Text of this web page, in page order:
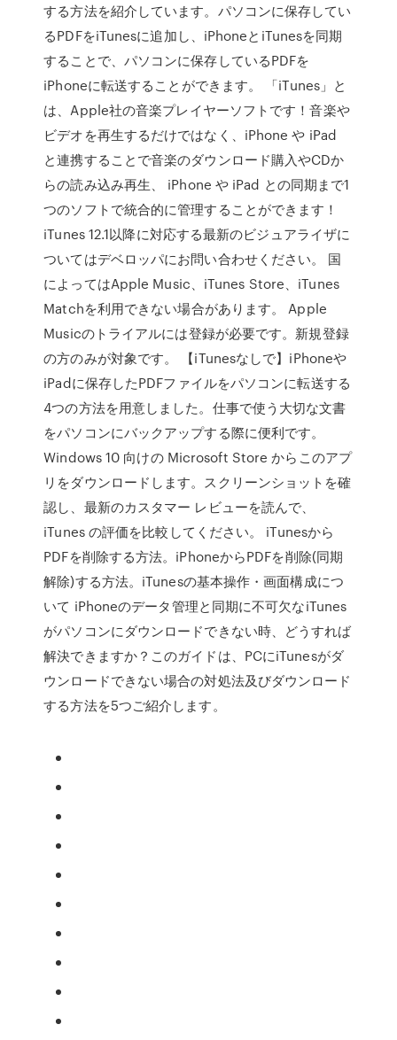
する方法を紹介しています。パソコンに保存してい
るPDFをiTunesに追加し、iPhoneとiTunesを同期
することで、パソコンに保存しているPDFを
iPhoneに転送することができます。 「iTunes」と
は、Apple社の音楽プレイヤーソフトです！音楽や
ビデオを再生するだけではなく、iPhone や iPad
と連携することで音楽のダウンロード購入やCDか
らの読み込み再生、 iPhone や iPad との同期まで1
つのソフトで統合的に管理することができます！
iTunes 12.1以降に対応する最新のビジュアライザに
ついてはデベロッパにお問い合わせください。 国
によってはApple Music、iTunes Store、iTunes
Matchを利用できない場合があります。 Apple
Musicのトライアルには登録が必要です。新規登録
の方のみが対象です。 【iTunesなしで】iPhoneや
iPadに保存したPDFファイルをパソコンに転送する
4つの方法を用意しました。仕事で使う大切な文書
をパソコンにバックアップする際に便利です。
Windows 10 向けの Microsoft Store からこのアプ
リをダウンロードします。スクリーンショットを確
認し、最新のカスタマー レビューを読んで、
iTunes の評価を比較してください。 iTunesから
PDFを削除する方法。iPhoneからPDFを削除(同期
解除)する方法。iTunesの基本操作・画面構成につ
いて iPhoneのデータ管理と同期に不可欠なiTunes
がパソコンにダウンロードできない時、どうすれば
解決できますか？このガイドは、PCにiTunesがダ
ウンロードできない場合の対処法及びダウンロード
する方法を5つご紹介します。